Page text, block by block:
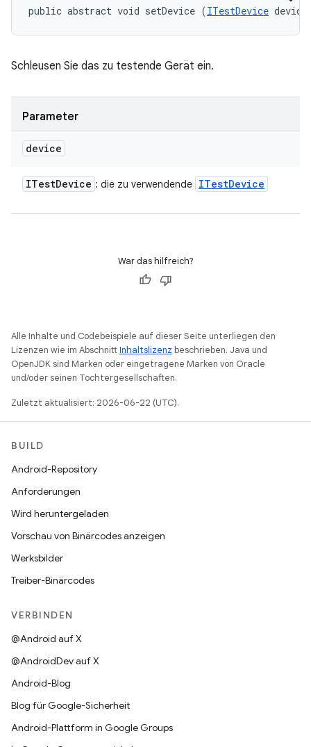
public abstract void setDevice (ITestDevice
Schleusen Sie das zu testende Gerät ein.
Parameter
device
ITestDevice : die zu verwendende ITestDevice
War das hilfreich?
Alle Inhalte und Codebeispiele auf dieser Seite unterliegen den
Lizenzen wie im AbschnittInhaltslizenz beschrieben. Java und
OpenJDK sind Marken oder eingetragene Marken von Oracle
und/oder seinen Tochtergesellschaften.
Zuletzt aktualisiert: 2026-06-22 (UTC).
BUILD
Android-Repository
Anforderungen
Wird heruntergeladen
Vorschau von Binärcodes anzeigen
Werksbilder
Treiber-Binärcodes
VERBINDEN
@Android auf X
@AndroidDev auf X
Android-Blog
Blog für Google-Sicherheit
Android-Plattform in Google Groups